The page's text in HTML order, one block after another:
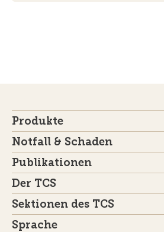
Produkte
Notfall & Schaden
Publikationen
Der TCS
Sektionen des TCS
Sprache